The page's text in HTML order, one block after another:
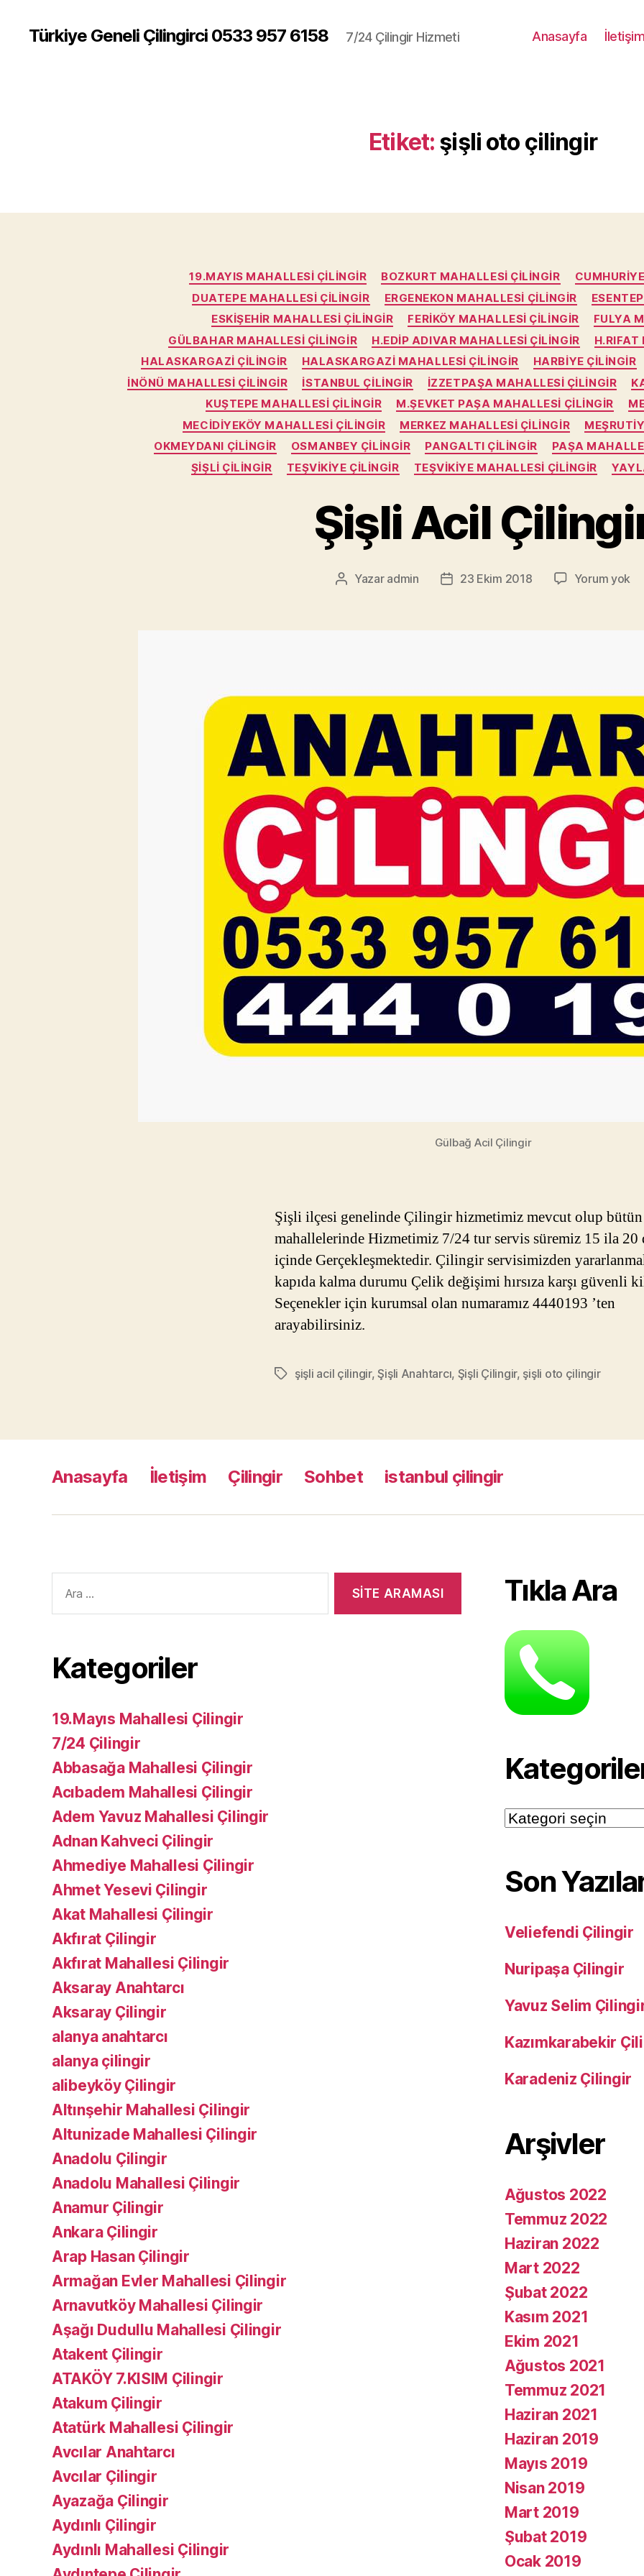
Türkiye Geneli Çilingirci 0533 957 6158 7/24 Çilingir Hizmeti Anasayfa
Etiket: şişli oto çilingir
Kategoriler
19.MAYIS MAHALLESI ÇILINGIR BOZKURT MAHALLESI ÇILINGIR
DUATEPE MAHALLESI ÇILINGIR
ERGENEKON MAHALLESI ÇILINGIR
ESKIŞEHIR MAHALLESI ÇILINGIR
FERIKÖY MAHALLESI ÇILINGIR
FULYA
GÜLBAHAR MAHALLESI ÇILINGIR
H.EDIP ADIVAR MAHALLESI ÇILINGIR
H.RIFAT
HALASKARGAZI ÇILINGIR
HALASKARGAZI MAHALLESI ÇILINGIR
HARBIYE ÇILINGIR
İNÖNÜ MAHALLESI ÇILINGIR
İSTANBUL ÇILINGIR İZZETPAŞA MAHALLESI ÇILINGIR
KUŞTEPE MAHALLESI ÇILINGIR
M.ŞEVKET PAŞA MAHALLESI ÇILINGIR
MECIDIYEKÖY MAHALLESI ÇILINGIR
MERKEZ MAHALLESI ÇILINGIR
OKMEYDANI ÇILINGIR
OSMANBEY ÇILINGIR PANGALTI ÇILINGIR
PAŞA
ŞIŞLI ÇILINGIR
TEŞVIKIYE ÇILINGIR TEŞVIKIYE MAHALLESI ÇILINGIR
Şişli Acil
Yazının
Yazar admin
Yazı23 Ekim 2018 Yorum yok
Gülbağ Acil Çilingir
Şişli ilçesi genelinde Çilingir hizmetimiz mevcut olup bütün
mahallelerinde Hizmetimiz 7/24 tur servis süremiz 15 ila 20
içinde Gerçekleşmektedir. Çilingir servisimizden
kapıda kalma durumu Çelik değişimi hırsıza karşı güvenli
Seçenekler için kurumsal olan numaramız 4440193 ’ten
arayabilirsiniz.
Etiketlerşişli acil çilingir,Şişli Anahtarcı, Şişli Çilingir, şişli oto çilingir
Anasayfa İletişim Çilingir Sohbet istanbul çilingir
yap:
Kategoriler
19.Mayıs Mahallesi Çilingir
7/24 Çilingir
Abbasağa Mahallesi Çilingir
Acıbadem Mahallesi Çilingir
Adem Yavuz Mahallesi Çilingir
Adnan Kahveci Çilingir
Ahmediye Mahallesi Çilingir
Ahmet Yesevi Çilingir
Akat Mahallesi Çilingir
Akfırat Çilingir
Akfırat Mahallesi Çilingir
Aksaray Anahtarcı
Aksaray Çilingir
alanya anahtarcı
alanya çilingir
alibeyköy Çilingir
Altınşehir Mahallesi Çilingir
Altunizade Mahallesi Çilingir
Anadolu Çilingir
Anadolu Mahallesi Çilingir
Anamur Çilingir
Ankara Çilingir
Arap Hasan Çilingir
Armağan Evler Mahallesi Çilingir
Arnavutköy Mahallesi Çilingir
Aşağı Dudullu Mahallesi Çilingir
Atakent Çilingir
ATAKÖY 7.KISIM Çilingir
Atakum Çilingir
Atatürk Mahallesi Çilingir
Avcılar Anahtarcı
Avcılar Çilingir
Ayazağa Çilingir
Aydınlı Çilingir
Aydınlı Mahallesi Çilingir
Tıkla Ara
Kategoriler
Son
Veliefendi Çilingir
Nuripaşa Çilingir
Yavuz Selim
Kazımkarabekir
Karadeniz Çilingir
Arşivler
Ağustos 2022
Temmuz 2022
Haziran 2022
Mart 2022
Şubat 2022
Kasım 2021
Ekim 2021
Ağustos 2021
Temmuz 2021
Haziran 2021
Haziran 2019
Mayıs 2019
Nisan 2019
Mart 2019
Şubat 2019
Ocak 2019